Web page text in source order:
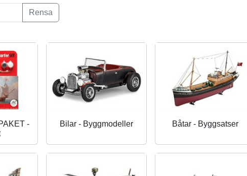
Rensa
-
Bilar - Byggmodeller Båtar - Byggsatser